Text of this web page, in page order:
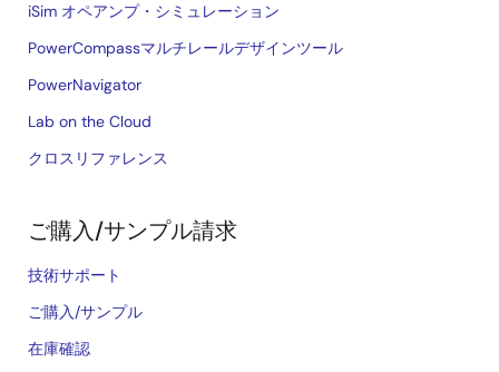
iSim オペアンプ・シミュレーション
PowerCompassマルチレールデザインツール
PowerNavigator
Lab on the Cloud
クロスリファレンス
ご購入/サンプル請求
技術サポート
ご購入/サンプル
在庫確認